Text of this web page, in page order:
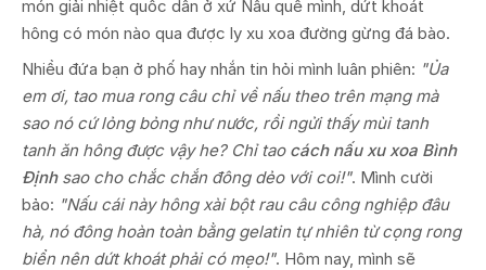
món giải nhiệt quốc dân ở xứ Nẫu quê mình, dứt khoát
hông có món nào qua được ly xu xoa đường gừng đá bào.
Nhiều đứa bạn ở phố hay nhắn tin hỏi mình luân phiên: "Ủa
em ơi, tao mua rong câu chỉ về nấu theo trên mạng mà
sao nó cứ lỏng bỏng như nước, rồi ngửi thấy mùi tanh
tanh ăn hông được vậy he? Chỉ tao cách nấu xu xoa Bình
Địnhsao cho chắc chắn đông dẻo với coi!". Mình cười
bảo: "Nấu cái này hông xài bột rau câu công nghiệp đâu
hà, nó đông hoàn toàn bằng gelatin tự nhiên từ cọng rong
biển nên dứt khoát phải có mẹo!". Hôm nay, mình sẽ